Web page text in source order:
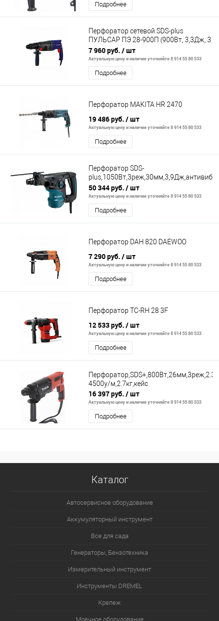
Подробнее
Перфоратор сетевой SDS-plus
ПУЛЬСАР ПЭ 28-900П (900Вт, 3,3Дж, 3
режима, съёмный патрон, 2,9кг)
7 960 руб. / шт
Актуальную цену и наличие уточняйте 8 914 55 80 533
Подробнее
Перфоратор MAKITA HR 2470
19 486 руб. / шт
Актуальную цену и наличие уточняйте 8 914 55 80 533
Подробнее
Перфоратор SDS-
обор,Makpac <HR3001CJ>
50 344 руб. / шт
Актуальную цену и наличие уточняйте 8 914 55 80 533
Подробнее
Перфоратор DAH 820 DAEWOO
7 290 руб. / шт
Актуальную цену и наличие уточняйте 8 914 55 80 533
Подробнее
Перфоратор TC-RH 28 3F
12 533 руб. / шт
Актуальную цену и наличие уточняйте 8 914 55 80 533
Подробнее
4500у/м,2.7кг,кейс
16 397 руб. / шт
Актуальную цену и наличие уточняйте 8 914 55 80 533
Подробнее
Каталог
Автосервисное оборудование
Аккумуляторный инструмент
Все для сада
Генераторы, Бензотехника
Измерительный инструмент
Инструменты DREMEL
Крепеж
Моечное оборудование